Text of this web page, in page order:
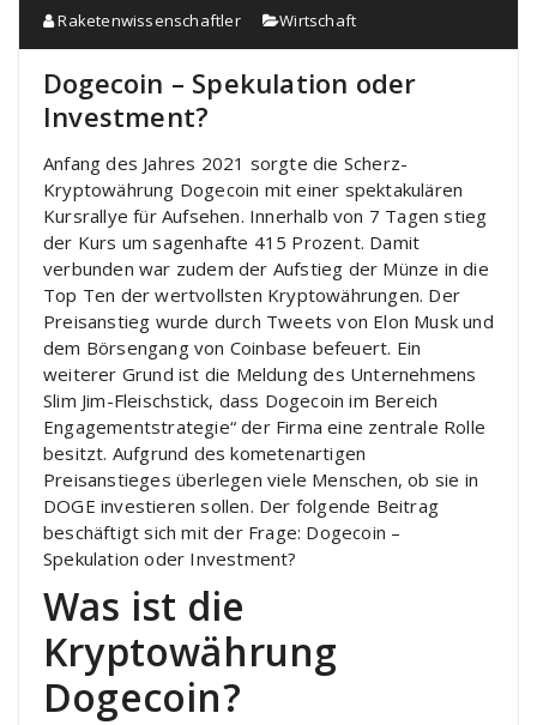
Raketenwissenschaftler Wirtschaft
Dogecoin – Spekulation oder
Investment?
Anfang des Jahres 2021 sorgte die Scherz-
Kryptowährung Dogecoin mit einer spektakulären
Kursrallye für Aufsehen. Innerhalb von 7 Tagen stieg
der Kurs um sagenhafte 415 Prozent. Damit
verbunden war zudem der Aufstieg der Münze in die
Top Ten der wertvollsten Kryptowährungen. Der
Preisanstieg wurde durch Tweets von Elon Musk und
dem Börsengang von Coinbase befeuert. Ein
weiterer Grund ist die Meldung des Unternehmens
Slim Jim-Fleischstick, dass Dogecoin im Bereich
Engagementstrategie“ der Firma eine zentrale Rolle
besitzt. Aufgrund des kometenartigen
Preisanstieges überlegen viele Menschen, ob sie in
DOGE investieren sollen. Der folgende Beitrag
beschäftigt sich mit der Frage: Dogecoin –
Spekulation oder Investment?
Was ist die
Kryptowährung
Dogecoin?